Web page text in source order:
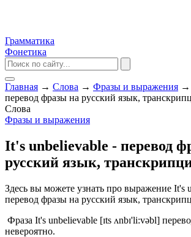
Грамматика
Фонетика
Главная → Слова → Фразы и выражения →
перевод фразы на русский язык,
Слова
Фразы и выражения
It's unbelievable - перевод
русский язык,
Здесь вы можете узнать про выражение It's
перевод фразы на русский язык,
Фраза It's unbelievable [ɪts ʌnbɪ'li:vəbl]
невероятно.